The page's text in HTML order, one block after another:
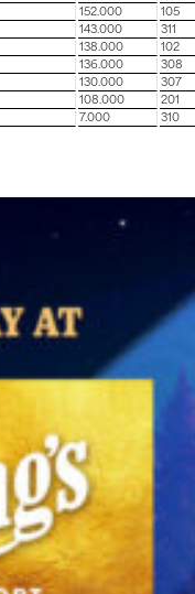
152.000
105
143.000
311
138.000
102
136.000
308
130.000
307
108.000
201
7.000 310